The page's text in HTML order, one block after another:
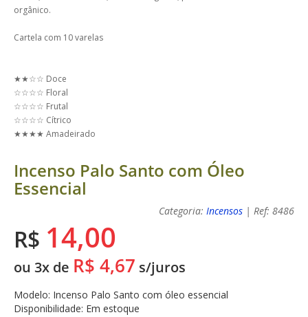
orgânico.
Cartela com 10 varelas
★★☆☆ Doce
☆☆☆☆ Floral
☆☆☆☆ Frutal
☆☆☆☆ Cítrico
★★★★ Amadeirado
Incenso Palo Santo com Óleo
Essencial
Categoria: Incensos | Ref: 8486
R$ 14,00
ou 3x de R$ 4,67 s/juros
Modelo: Incenso Palo Santo com óleo essencial
Disponibilidade: Em estoque